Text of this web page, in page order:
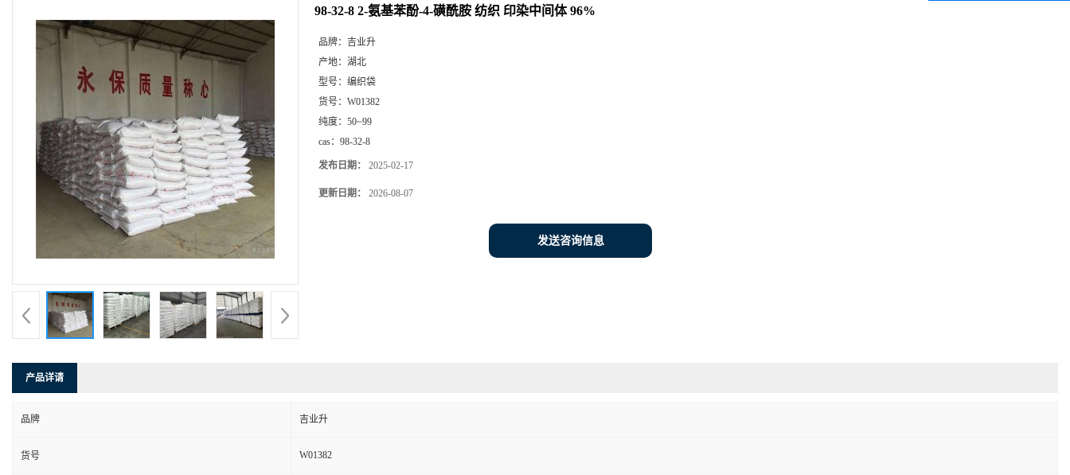
98-32-8 2-氨基苯酚-4-磺酰胺 纺织 印染中间体 96%
品牌： 吉业升
产地： 湖北
型号： 编织袋
货号： W01382
纯度： 50~99
cas： 98-32-8
发布日期： 2025-02-17
更新日期： 2026-08-07
发送咨询信息
产品详请
品牌 吉业升
货号 W01382